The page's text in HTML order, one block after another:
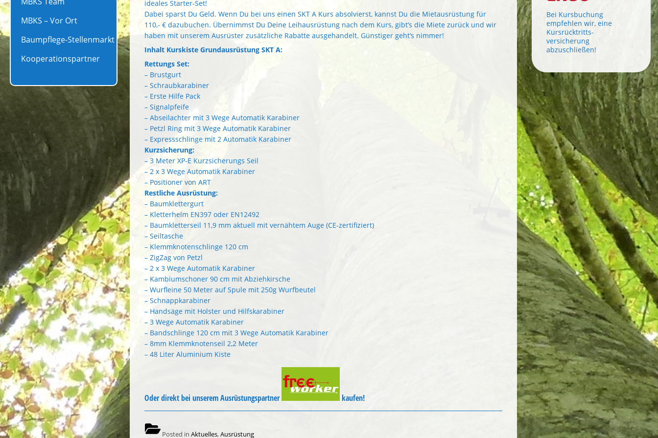
MBKS – Vor Ort
Baumpflege-Stellenmarkt
Kooperationspartner
ideales Starter-Set!
Dabei sparst Du Geld. Wenn Du bei uns einen SKT A Kurs absolvierst, kannst Du die Mietausrüstung für
110,- € dazubuchen. Übernimmst Du Deine Leihausrüstung nach dem Kurs, gibt’s die Miete zurück und wir
haben mit unserem Ausrüster zusätzliche Rabatte ausgehandelt. Günstiger geht’s nimmer!
Inhalt Kurskiste Grundausrüstung SKT A:
Rettungs Set:
– Brustgurt
– Schraubkarabiner
– Erste Hilfe Pack
– Signalpfeife
– Abseilachter mit 3 Wege Automatik Karabiner
– Petzl Ring mit 3 Wege Automatik Karabiner
– Expressschlinge mit 2 Automatik Karabiner
Kurzsicherung:
– 3 Meter XP-E Kurzsicherungs Seil
– 2 x 3 Wege Automatik Karabiner
– Positioner von ART
Restliche Ausrüstung:
– Baumklettergurt
– Kletterhelm EN397 oder EN12492
– Baumkletterseil 11,9 mm aktuell mit vernähtem Auge (CE-zertifiziert)
– Seiltasche
– Klemmknotenschlinge 120 cm
– ZigZag von Petzl
– 2 x 3 Wege Automatik Karabiner
– Kambiumschoner 90 cm mit Abziehkirsche
– Wurfleine 50 Meter auf Spule mit 250g Wurfbeutel
– Schnappkarabiner
– Handsäge mit Holster und Hilfskarabiner
– 3 Wege Automatik Karabiner
– Bandschlinge 120 cm mit 3 Wege Automatik Karabiner
– 8mm Klemmknotenseil 2,2 Meter
– 48 Liter Aluminium Kiste
Oder direkt bei unserem Ausrüstungspartner kaufen!
Posted in Aktuelles,Ausrüstung
Bei Kursbuchung
empfehlen wir, eine
Kursrücktritts-
versicherung
abzuschließen!